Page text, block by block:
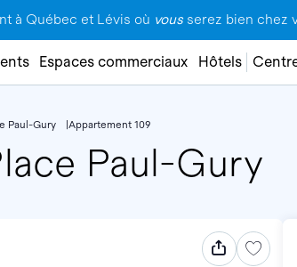
à Québec et Lévis où vous serez bien chez
Espaces commerciaux Hôtels
Paul-Gury Appartement 109
Paul-Gury